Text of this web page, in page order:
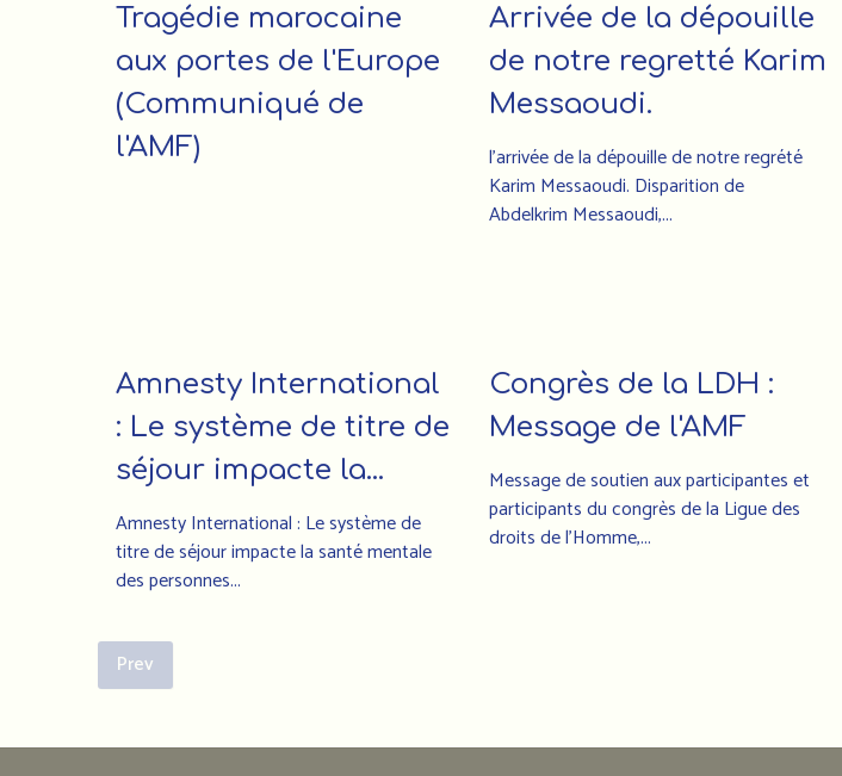
Tragédie marocaine
aux portes de l'Europe
(Communiqué de
l'AMF)
Arrivée de la dépouille
de notre regretté Karim
Messaoudi.
l’arrivée de la dépouille de notre regrété
Karim Messaoudi. Disparition de
Abdelkrim Messaoudi,...
Amnesty International
: Le système de titre de
séjour impacte la...
Amnesty International : Le système de
titre de séjour impacte la santé mentale
des personnes...
Congrès de la LDH :
Message de l'AMF
Message de soutien aux participantes et
participants du congrès de la Ligue des
droits de l’Homme,...
Prev